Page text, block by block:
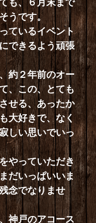
うです。
ているイベント
できるよう頑張
約２年前のオー
、この、とても
せる、あったか
大好きで、なく
しい思いでいっ
やっていただき
だいっぱいいま
念でなりませ
神戸のアコース